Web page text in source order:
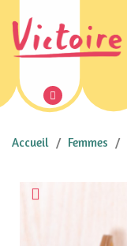
Accueil Femmes